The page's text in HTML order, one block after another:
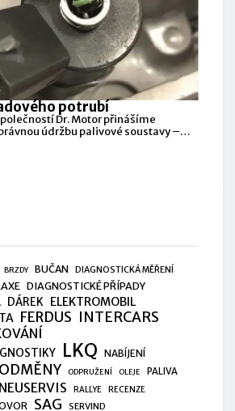
potrubí
Dr. Motor přinášíme
údržbu palivové soustavy –
BRZDY BUČAN DIAGNOSTICKÁ MĚŘENÍ
DIAGNOSTICKÉ PŘÍPADY
DÁREK ELEKTROMOBIL
FERDUS INTERCARS
LKQ NABÍJENÍ
ODMĚNY ODPRUŽENÍ OLEJE PALIVA
RALLYE RECENZE
SAG SERVIND